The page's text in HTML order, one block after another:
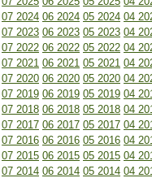
07 2024 06 2024 05 2024 04
07 2023 06 2023 05 2023 04
07 2022 06 2022 05 2022 04
07 2021 06 2021 05 2021 04
07 2020 06 2020 05 2020 04
07 2019 06 2019 05 2019 04
07 2018 06 2018 05 2018 04
07 2017 06 2017 05 2017 04
07 2016 06 2016 05 2016 04
07 2015 06 2015 05 2015 04
07 2014 06 2014 05 2014 04